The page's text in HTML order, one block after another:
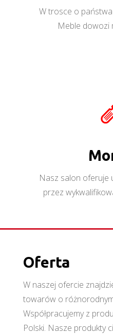
W trosce o
Meble dowozi
Nasz salon oferuje
przez
Oferta
W naszej ofercie
towarów o
Współpracujemy z
Polski. Nasze produkty